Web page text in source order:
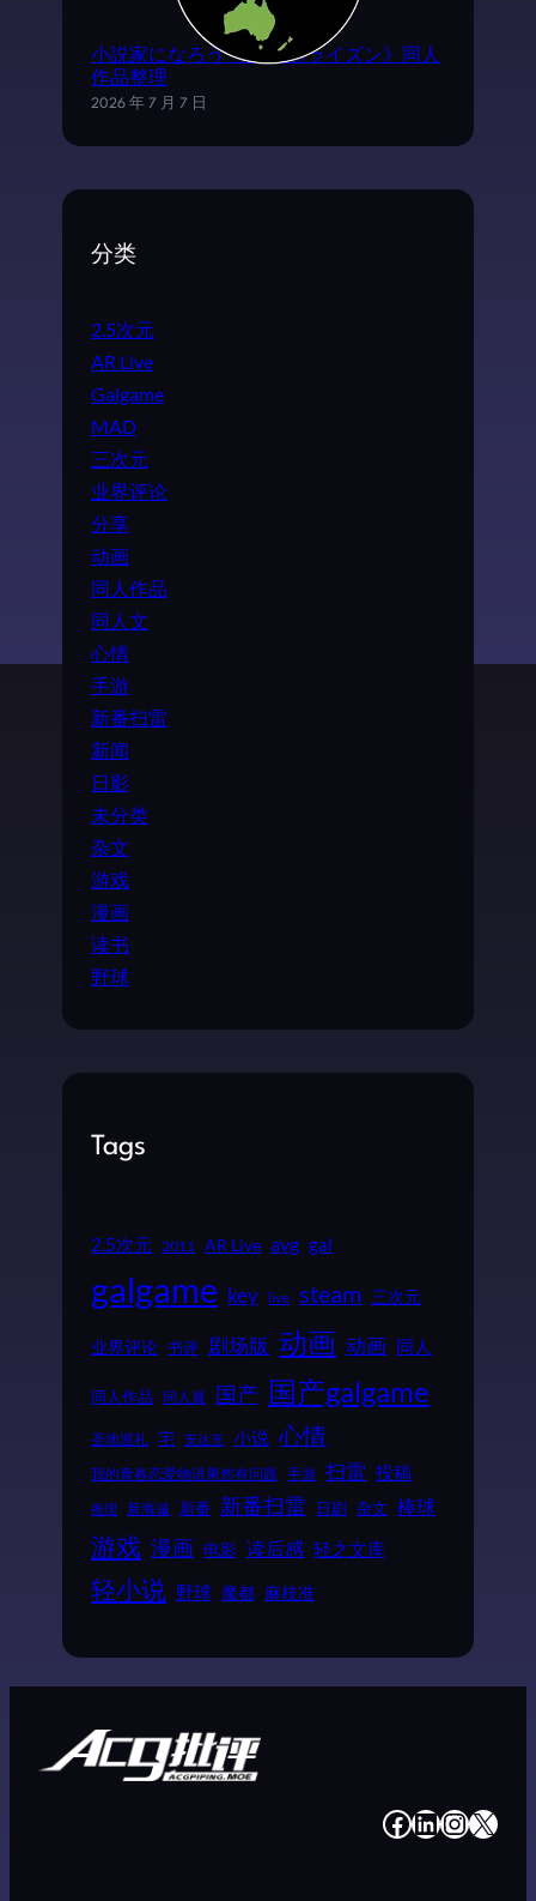
小説家になろう《ログ·ホライズン》同人
作品整理
2026 年 7 月 7 日
分类
2.5次元
AR Live
Galgame
MAD
三次元
业界评论
分享
动画
同人作品
同人文
心情
手游
新番扫雷
新闻
日影
未分类
杂文
游戏
漫画
读书
野球
Tags
2.5次元 2011 AR Live avg gal
galgame key live steam 三次元
业界评论 书评 剧场版 动画 动画 同人
同人作品 同人展 国产 国产galgame
圣地巡礼 宅 安达充 小说 心情
我的青春恋爱物语果然有问题 手游 扫雷 投稿
推理 新海诚 新番 新番扫雷 日剧 杂文 棒球
游戏 漫画 电影 读后感 轻之文库
轻小说 野球 魔都 麻枝准
# # # #